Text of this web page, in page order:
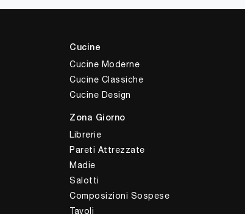
Cucine
Cucine Moderne
Cucine Classiche
Cucine Design
Zona Giorno
Librerie
Pareti Attrezzate
Madie
Salotti
Composizioni Sospese
Tavoli